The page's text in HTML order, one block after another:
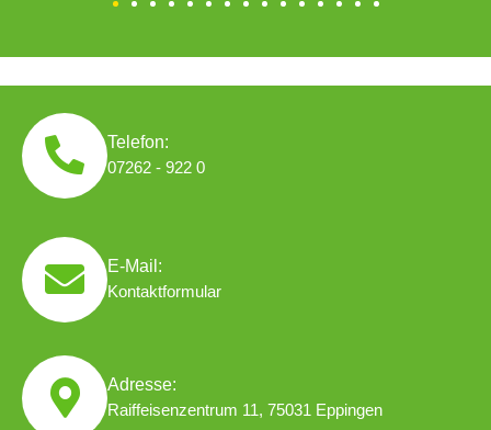
Telefon:
07262 - 922 0
E-Mail:
Kontaktformular
Adresse:
Raiffeisenzentrum 11, 75031 Eppingen